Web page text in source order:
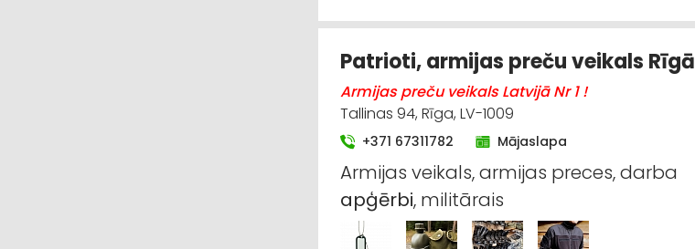
Patrioti, armijas preču veikals Rīgā
Armijas preču veikals Latvijā Nr 1 !
Tallinas 94, Rīga, LV-1009
+371 67311782 Mājaslapa
Armijas veikals, armijas preces, darba
apģērbi, militārais